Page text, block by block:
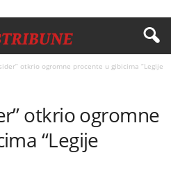
otkrio ogromne procente u gibicima “Legije
otkrio ogromne
“Legije